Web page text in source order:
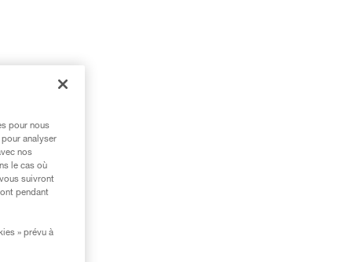
pour nous
analyser
nos
le cas où
suivront
pendant
» prévu à